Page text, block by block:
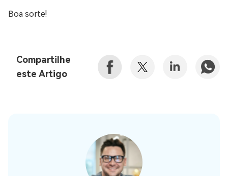
Boa sorte!
Compartilhe
este Artigo